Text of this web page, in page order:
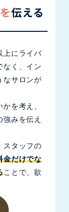
伝える
上にライバ
なく、イン
なサロンが
を考え、
みを伝え
スタッフの
金だけでな
ことで、欲